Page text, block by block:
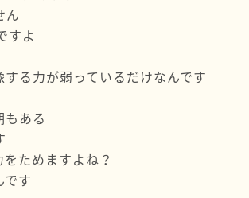
ん
すよ
る力が弱っているだけなんです
ある
ためますよね？
す